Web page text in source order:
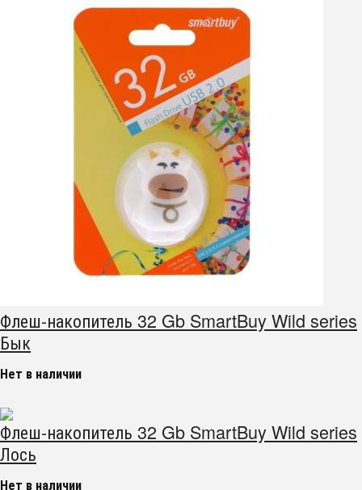
Флеш-накопитель 32 Gb SmartBuy Wild series
Бык
Нет в наличии
Флеш-накопитель 32 Gb SmartBuy Wild series
Лось
Нет в наличии